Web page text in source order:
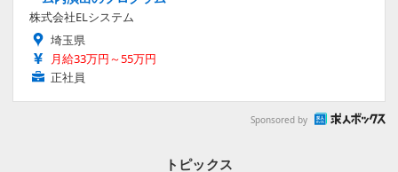
株式会社ELシステム
埼玉県
月給33万円～55万円
正社員
Sponsored by
トピックス